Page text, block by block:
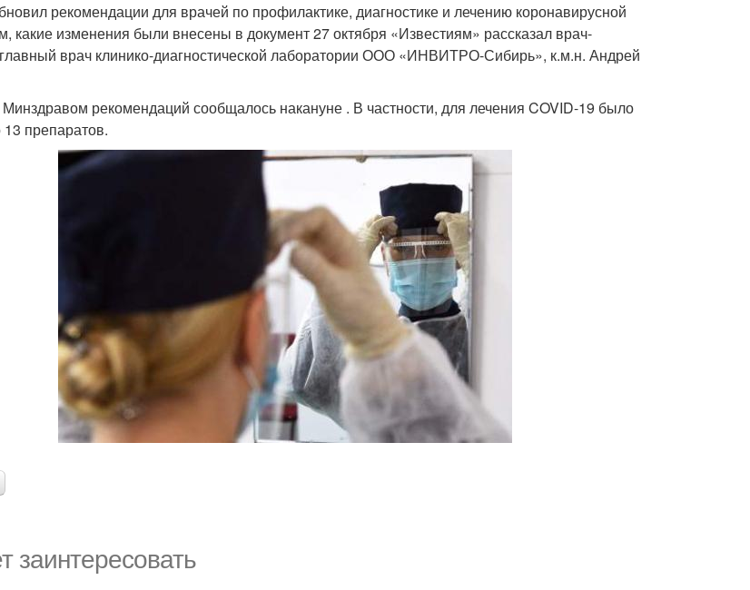
рекомендации для врачей по профилактике, диагностике и лечению коронавирусной
какие изменения были внесены в документ 27 октября «Известиям» рассказал врач-
врач клинико-диагностической лаборатории ООО «ИНВИТРО-Сибирь», к.м.н. Андрей
рекомендаций сообщалось накануне . В частности, для лечения COVID-19 было
препаратов.
заинтересовать